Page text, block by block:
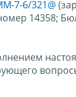
7-6/321@
14358;